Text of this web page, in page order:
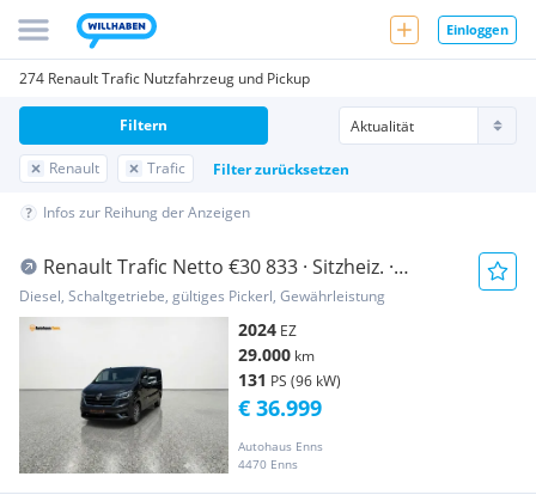
Einloggen
274 Renault Trafic Nutzfahrzeug und Pickup
Renault Trafic Filter zurücksetzen
Filtern
Infos zur Reihung der Anzeigen
Renault Trafic Netto €30 833 · Sitzheiz. ·
TEMPOMAT · P... Transporter / Kastenwagen
Diesel, Schaltgetriebe, gültiges Pickerl, Gewährleistung
2024 EZ
29.000 km
131 PS (96 kW)
Autohaus Enns
4470 Enns
€ 36.999